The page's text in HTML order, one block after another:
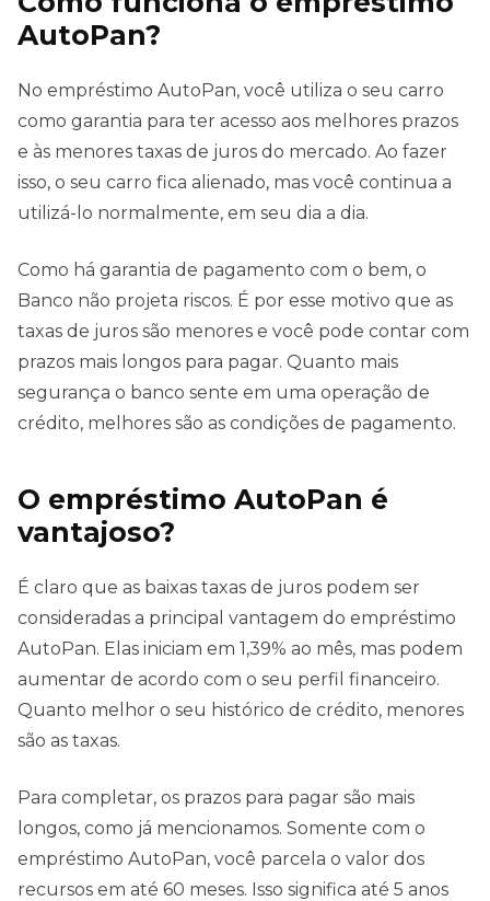
AutoPan?
No empréstimo AutoPan, você utiliza o seu carro
como garantia para ter acesso aos melhores prazos
e às menores taxas de juros do mercado. Ao fazer
isso, o seu carro fica alienado, mas você continua a
utilizá-lo normalmente, em seu dia a dia.
Como há garantia de pagamento com o bem, o
Banco não projeta riscos. É por esse motivo que as
taxas de juros são menores e você pode contar com
prazos mais longos para pagar. Quanto mais
segurança o banco sente em uma operação de
crédito, melhores são as condições de pagamento.
O empréstimo AutoPan é
vantajoso?
É claro que as baixas taxas de juros podem ser
consideradas a principal vantagem do empréstimo
AutoPan. Elas iniciam em 1,39% ao mês, mas podem
aumentar de acordo com o seu perfil financeiro.
Quanto melhor o seu histórico de crédito, menores
são as taxas.
Para completar, os prazos para pagar são mais
longos, como já mencionamos. Somente com o
empréstimo AutoPan, você parcela o valor dos
recursos em até 60 meses. Isso significa até 5 anos